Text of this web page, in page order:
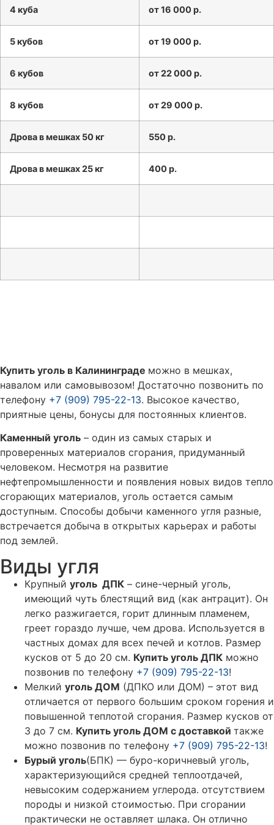
4 куба от 16 000 р.
5 кубов от 19 000 р.
6 кубов от 22 000 р.
8 кубов от 29 000 р.
Дрова в мешках 50 кг 550 р.
Дрова в мешках 25 кг 400 р.
Купить уголь в Калининграде можно в мешках,
навалом или самовывозом! Достаточно позвонить по
телефону +7 (909) 795-22-13. Высокое качество,
приятные цены, бонусы для постоянных клиентов.
Каменный уголь – один из самых старых и
проверенных материалов сгорания, придуманный
человеком. Несмотря на развитие
нефтепромышленности и появления новых видов тепло
сгорающих материалов, уголь остается самым
доступным. Способы добычи каменного угля разные,
встречается добыча в открытых карьерах и работы
под землей.
Виды угля
Крупный уголь ДПК – сине-черный уголь,
имеющий чуть блестящий вид (как антрацит). Он
легко разжигается, горит длинным пламенем,
греет гораздо лучше, чем дрова. Используется в
частных домах для всех печей и котлов. Размер
кусков от 5 до 20 см. Купить уголь ДПК можно
позвонив по телефону +7 (909) 795-22-13!
Мелкий уголь ДОМ (ДПКО или ДОМ) – этот вид
отличается от первого большим сроком горения и
повышенной теплотой сгорания. Размер кусков от
3 до 7 см. Купить уголь ДОМ с доставкой также
можно позвонив по телефону +7 (909) 795-22-13!
Бурый уголь(БПК) — буро-коричневый уголь,
характеризующийся средней теплоотдачей,
невысоким содержанием углерода. отсутствием
породы и низкой стоимостью. При сгорании
практически не оставляет шлака. Он отлично